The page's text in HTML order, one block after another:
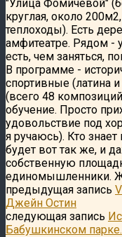
"Улица Фомичёвой"
круглая, около
теплоходы). Есть
амфитеатре. Рядом -
есть, чем заняться,
В программе -
спортивные (латина
(всего 48
обучение. Просто
удовольствие под
я ручаюсь). Кто
будет вот так же, и
собственную
единомышленники.
предыдущая запись
Джейн Остин
следующая запись
Бабушкинском парке.